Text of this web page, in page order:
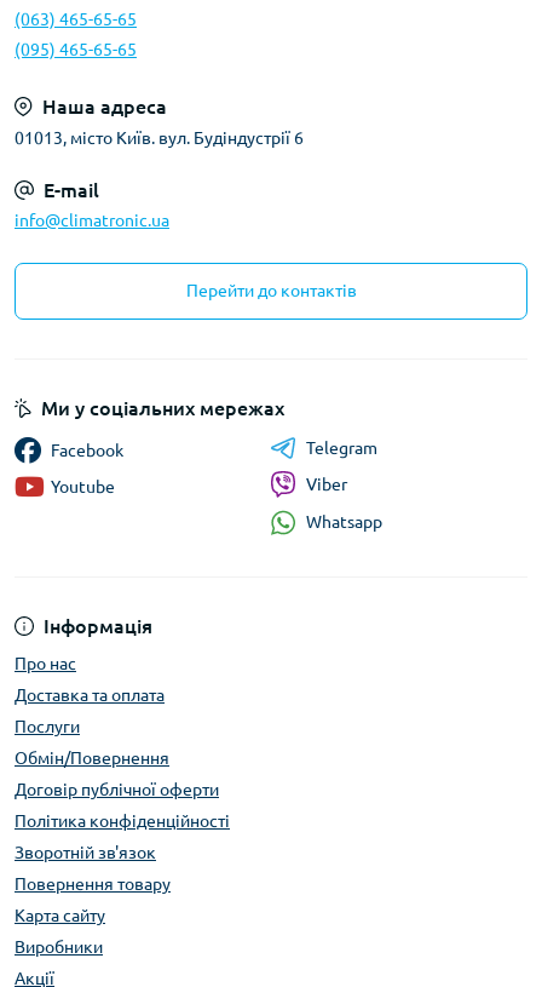
(063) 465-65-65
(095) 465-65-65
Наша адреса
01013, місто Київ. вул. Будіндустрії 6
E-mail
info@climatronic.ua
Перейти до контактів
Інформація
Про нас
Доставка та оплата
Послуги
Обмін/Повернення
Договір публічної оферти
Політика конфіденційності
Зворотній зв'язок
Повернення товару
Карта сайту
Виробники
Акції
Ми у соціальних мережах
Facebook
Youtube
Telegram
Viber
Whatsapp